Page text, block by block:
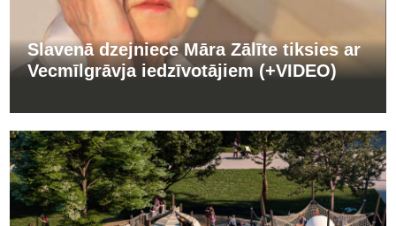
Slavenā dzejniece Māra Zālīte tiksies ar
Vecmīlgrāvja iedzīvotājiem (+VIDEO)